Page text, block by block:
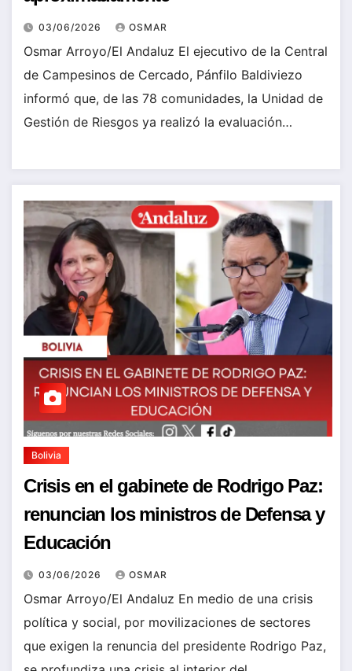
03/06/2026 OSMAR
Osmar Arroyo/El Andaluz El ejecutivo de la Central
de Campesinos de Cercado, Pánfilo Baldiviezo
informó que, de las 78 comunidades, la Unidad de
Gestión de Riesgos ya realizó la evaluación…
Bolivia
Crisis en el gabinete de Rodrigo Paz:
renuncian los ministros de Defensa y
Educación
03/06/2026 OSMAR
Osmar Arroyo/El Andaluz En medio de una crisis
política y social, por movilizaciones de sectores
que exigen la renuncia del presidente Rodrigo Paz,